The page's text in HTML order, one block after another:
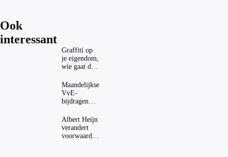
Ook
interessant
Graffiti op
je eigendom,
wie gaat dat
Maandelijkse
VvE-
bijdragen
dat invloed
op je
hypotheek?
Albert Heijn
verandert
voorwaarden